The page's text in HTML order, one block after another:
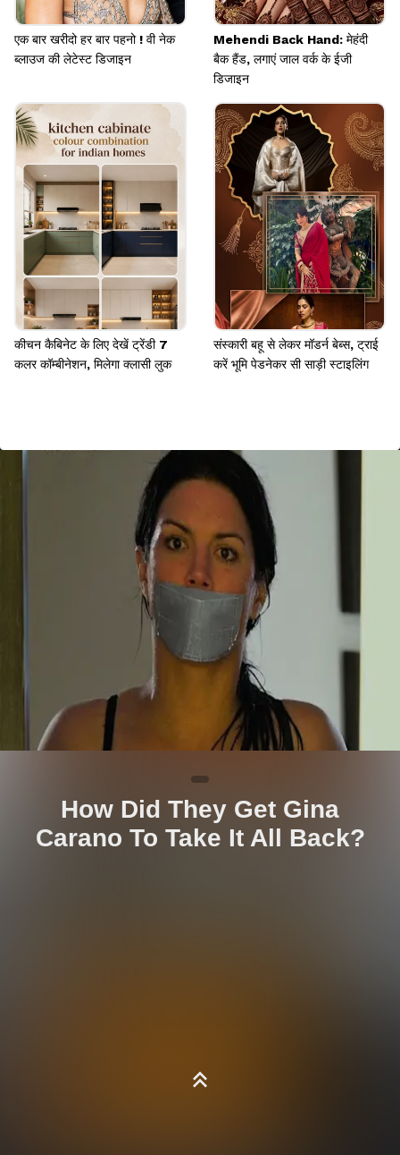
एक बार खरीदो हर बार पहनो ! वी नेक
ब्लाउज की लेटेस्ट डिजाइन
Mehendi Back Hand: मेहंदी
बैक हैंड, लगाएं जाल वर्क के ईजी
डिजाइन
कीचन कैबिनेट के लिए देखें ट्रेंडी 7
कलर कॉम्बीनेशन, मिलेगा क्लासी लुक
संस्कारी बहू से लेकर मॉडर्न बेब्स, ट्राई
करें भूमि पेडनेकर सी साड़ी स्टाइलिंग